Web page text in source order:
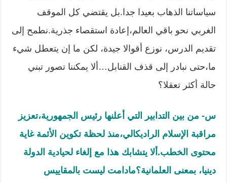
سياساتنا الذهاب بعيدا جدا.بل يقتضي كل الموقف
الغربي نحو باقي العالم،إعادة استقصاء جذرية.نطمح إلى
تقديم الدرس، نوزع أقوالا جيدة، لكن ما إن يتعطل شيء
ما،حتى نبادر إلى قذف القنابل…ألا يمكننا تصور تبني
حالة أكثر تعقلا؟
س- من بين التدابير التي أعلنها رئيس الجمهورية،تعزيز
مراقبة الإسلام الراديكالي،منذ لحظة تكوين الأئمة غاية
محتوى الخطب. ألا يتشابك هذا مع إلغاء لحيادية الدولة
دينيا، بمعنى العلمانية؟مادامت ليست بالمقاييس